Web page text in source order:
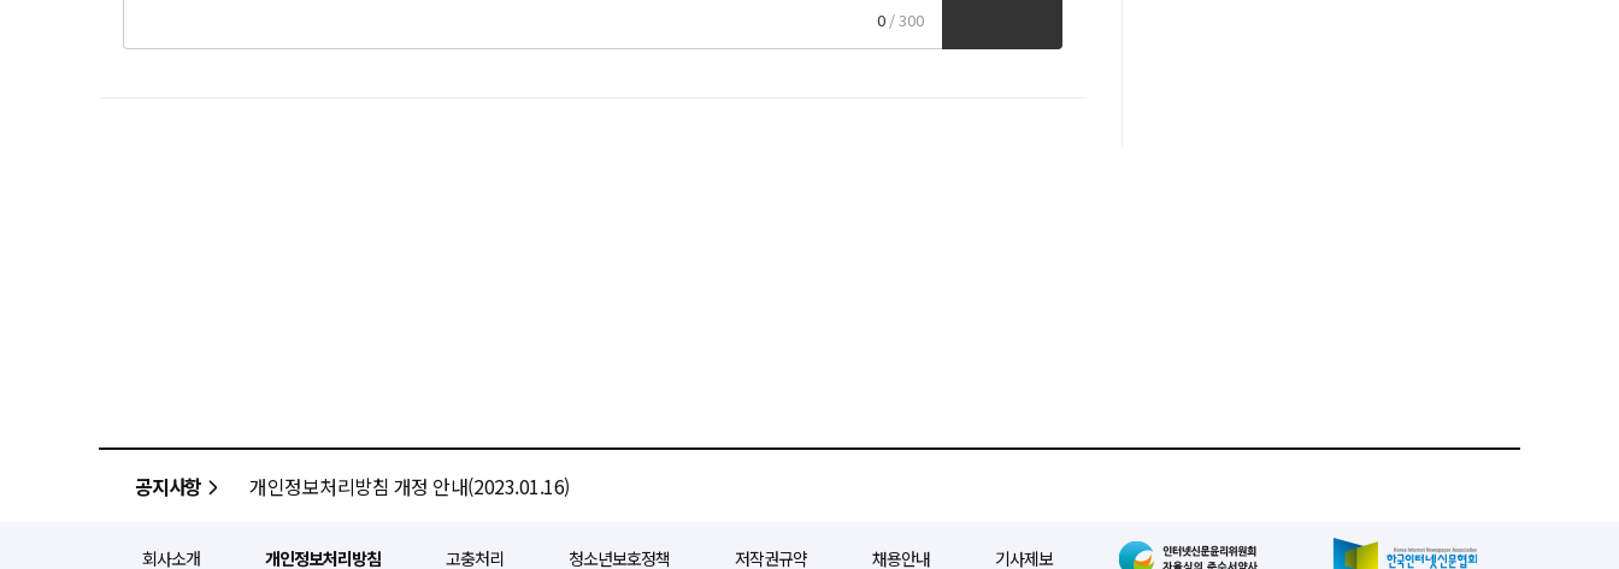
0 / 300
공지사항 개인정보처리방침 개정 안내(2023.01.16)
회사소개 개인정보처리방침 고충처리 청소년보호정책 저작권규약 채용안내 기사제보